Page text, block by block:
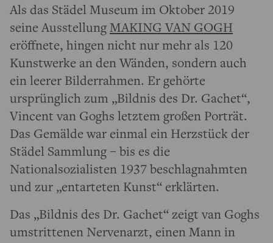
Als das Städel Museum im Oktober 2019
seine AusstellungMAKING VAN GOGH
eröffnete, hingen nicht nur mehr als 120
Kunstwerke an den Wänden, sondern auch
ein leerer Bilderrahmen. Er gehörte
ursprünglich zum „Bildnis des Dr. Gachet“,
Vincent van Goghs letztem großen Porträt.
Das Gemälde war einmal ein Herzstück der
Städel Sammlung – bis es die
Nationalsozialisten 1937 beschlagnahmten
und zur „entarteten Kunst“ erklärten.
Das „Bildnis des Dr. Gachet“ zeigt van Goghs
umstrittenen Nervenarzt, einen Mann in